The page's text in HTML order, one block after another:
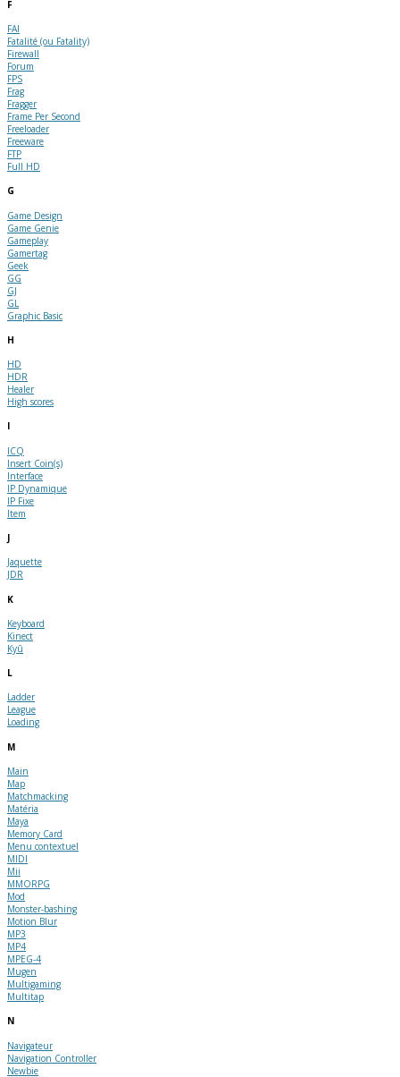
F
FAI
Fatalité (ou Fatality)
Firewall
Forum
FPS
Frag
Fragger
Frame Per Second
Freeloader
Freeware
FTP
Full HD
G
Game Design
Game Genie
Gameplay
Gamertag
Geek
GG
GJ
GL
Graphic Basic
H
HD
HDR
Healer
High scores
I
ICQ
Insert Coin(s)
Interface
IP Dynamique
IP Fixe
Item
J
Jaquette
JDR
K
Keyboard
Kinect
Kyû
L
Ladder
League
Loading
M
Main
Map
Matchmacking
Matéria
Maya
Memory Card
Menu contextuel
MIDI
Mii
MMORPG
Mod
Monster-bashing
Motion Blur
MP3
MP4
MPEG-4
Mugen
Multigaming
Multitap
N
Navigateur
Navigation Controller
Newbie